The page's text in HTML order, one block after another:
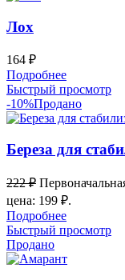
Лох
164 ₽
Подробнее
Быстрый просмотр
-10%Продано
Береза для
222₽
цена: 199 ₽.
Подробнее
Быстрый просмотр
Продано